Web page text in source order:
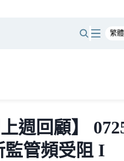
週回顧】
監管頻受阻 I